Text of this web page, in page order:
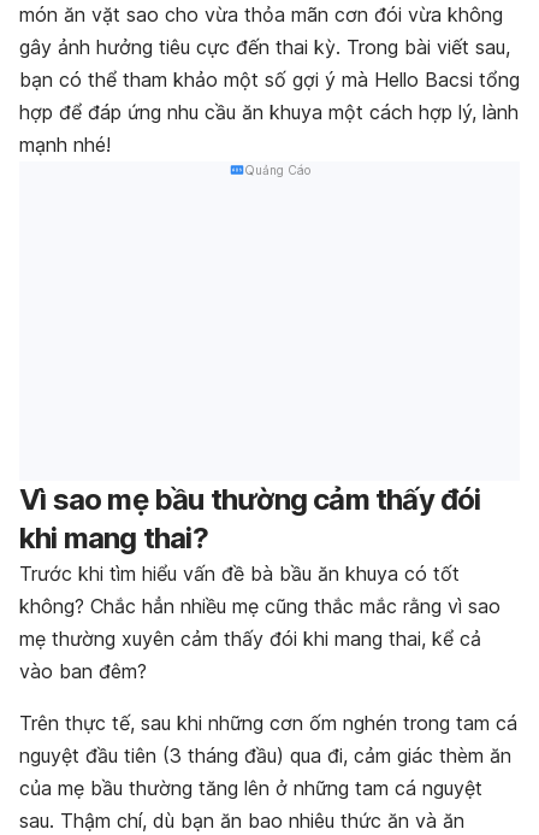
món ăn vặt sao cho vừa thỏa mãn cơn đói vừa không
gây ảnh hưởng tiêu cực đến thai kỳ. Trong bài viết sau,
bạn có thể tham khảo một số gợi ý mà Hello Bacsi tổng
hợp để đáp ứng nhu cầu ăn khuya một cách hợp lý, lành
mạnh nhé!
Quảng Cáo
Vì sao mẹ bầu thường cảm thấy đói
khi mang thai?
Trước khi tìm hiểu vấn đề bà bầu ăn khuya có tốt
không? Chắc hẳn nhiều mẹ cũng thắc mắc rằng vì sao
mẹ thường xuyên cảm thấy đói khi mang thai, kể cả
vào ban đêm?
Trên thực tế, sau khi những cơn ốm nghén trong tam cá
nguyệt đầu tiên (3 tháng đầu) qua đi, cảm giác thèm ăn
của mẹ bầu thường tăng lên ở những tam cá nguyệt
sau. Thậm chí, dù bạn ăn bao nhiêu thức ăn và ăn